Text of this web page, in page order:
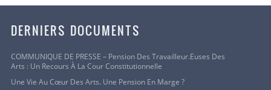
DERNIERS DOCUMENTS
COMMUNIQUE DE PRESSE – Pension Des Travailleur.euses Des
Arts : Un Recours À La Cour Constitutionnelle
Une Vie Au Cœur Des Arts. Une Pension En Marge ?